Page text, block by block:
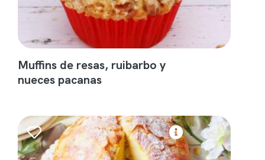
Muffins de resas, ruibarbo y
nueces pacanas